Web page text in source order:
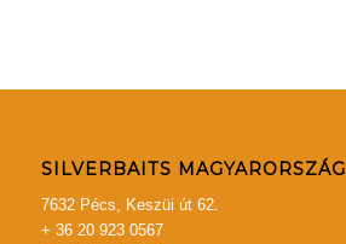
SILVERBAITS MAGYARORSZÁG
7632 Pécs, Keszüi út 62.
+ 36 20 923 0567